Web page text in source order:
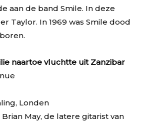
aan de band Smile. In deze
Taylor. In 1969 was Smile dood
naartoe vluchtte uit Zanzibar
Londen
May, de latere gitarist van